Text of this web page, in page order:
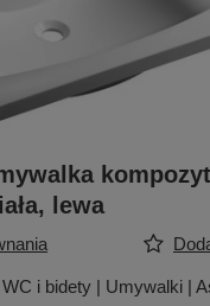
lewa
i bidety | Umywalki |